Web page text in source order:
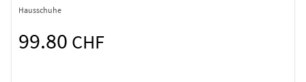
Hausschuhe
99.80 CHF